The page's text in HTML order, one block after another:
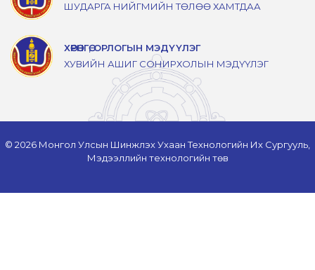
ШУДАРГА НИЙГМИЙН ТӨЛӨӨ ХАМТДАА
ХӨРӨНГӨ, ОРЛОГЫН МЭДҮҮЛЭГ
ХУВИЙН АШИГ СОНИРХОЛЫН МЭДҮҮЛЭГ
© 2026 Монгол Улсын Шинжлэх Ухаан Технологийн Их Сургууль,
Мэдээллийн технологийн төв